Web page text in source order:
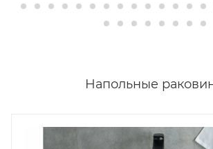
Напольные